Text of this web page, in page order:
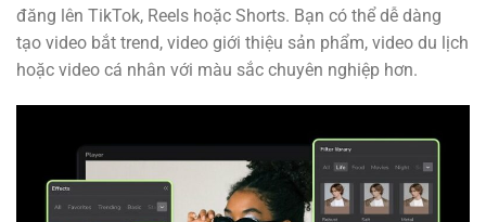
đăng lên TikTok, Reels hoặc Shorts. Bạn có thể dễ dàng
tạo video bắt trend, video giới thiệu sản phẩm, video du lịch
hoặc video cá nhân với màu sắc chuyên nghiệp hơn.